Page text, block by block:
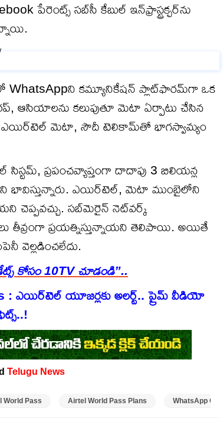
పేరెంట్స్ సబ్‌సీ కేబుల్ ఇన్‌ఫ్రాస్ట్రక్చర్‌ను
WhatsAppని కమ్యూనికేషన్ ప్లాట్‌ఫారమ్‌గా ఒక
ఆసియాలను కలుపుతూ మెటా ఏర్పాటు చేసిన
ఎయిర్‌టెల్ మెటా, సౌదీ టెలికామ్‌తో భాగస్వామ్యం
ప్రపంచవ్యాప్తంగా దాదాపు 3 బిలియన్ల
భావిస్తున్నారు. ఎయిర్‌టెల్, మెటా ముంబైలోని
చెప్పవచ్చు. సబ్‌మెరైన్ నెట్‌వర్క్
తీవ్రంగా ప్రయత్నిస్తున్నాయని తెలిపాయి. అయితే
వెల్లడించలేదు.
కోసం 10TV చూడండి”..
: ఎయిర్‌టెల్ యూజర్లకు అలర్ట్.. ప్రైమ్ వీడియో
Telugu News
World Pass Airtel World Pass Plans WhatsApp Calls